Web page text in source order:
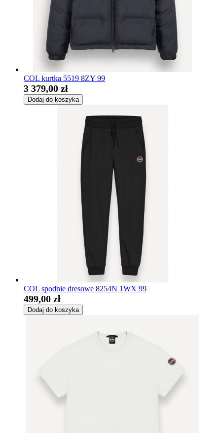
COL kurtka 5519 8ZY 99
3 379,00 zł
Dodaj do koszyka
COL spodnie dresowe 8254N 1WX 99
499,00 zł
Dodaj do koszyka